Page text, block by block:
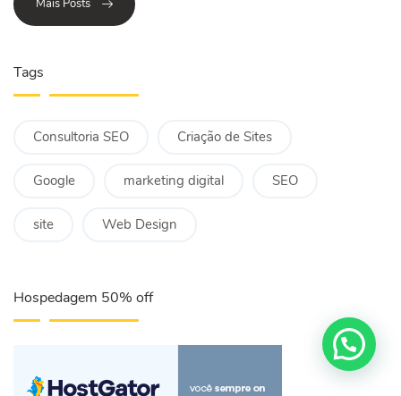
Mais Posts
Tags
Consultoria SEO Criação de Sites
Google marketing digital SEO
site Web Design
Hospedagem 50% off